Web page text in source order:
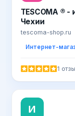
TESCOMA ®
Чехии
tescoma-shop.ru
Интернет-
1
И